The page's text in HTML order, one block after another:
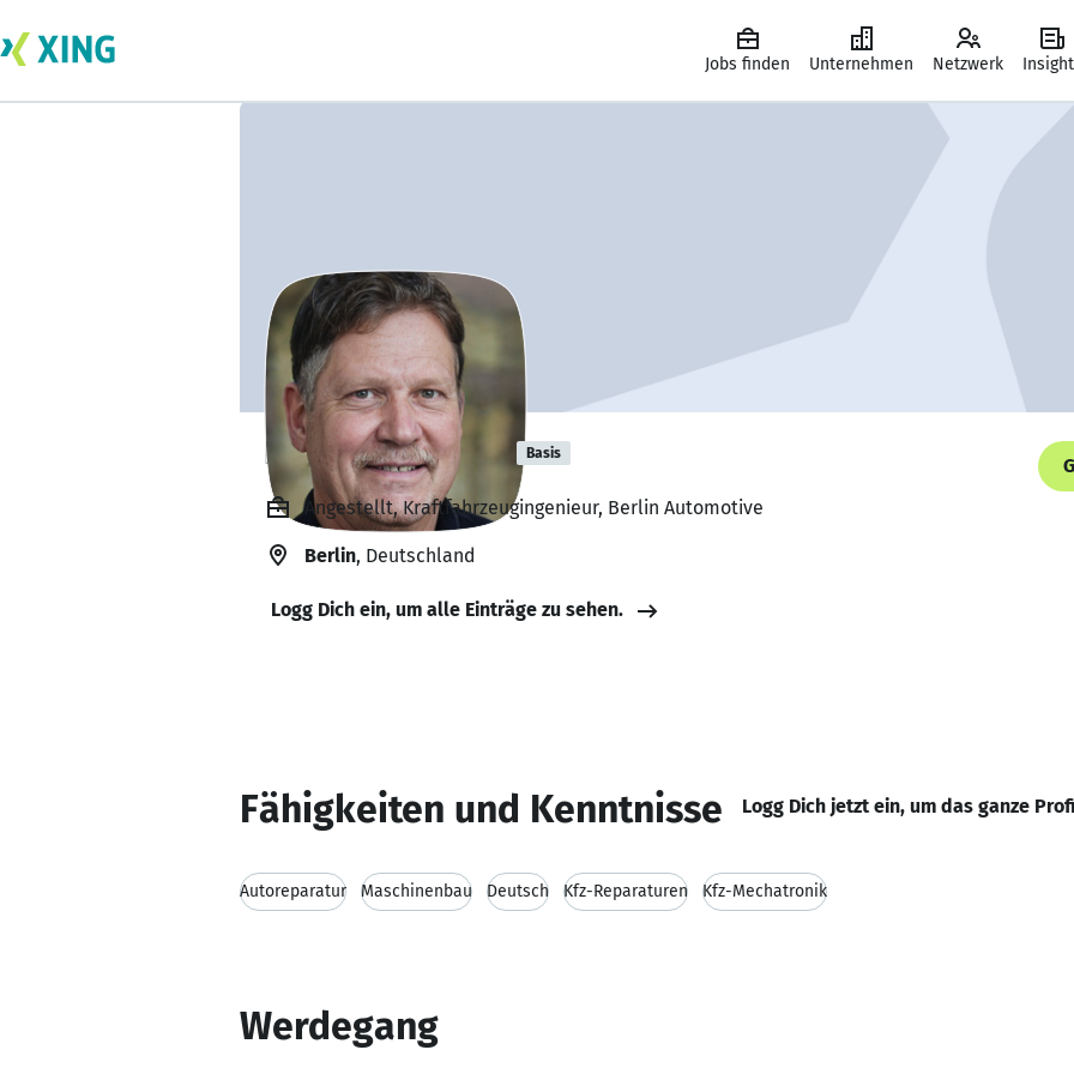
Jobs finden Unternehmen Netzwerk
Ralph Austerlitz Basis
Angestellt, Kraftfahrzeugingenieur, Berlin Automotive
Berlin, Deutschland
Logg Dich ein, um alle Einträge zu sehen.
Fähigkeiten und Kenntnisse Logg Dich jetzt ein, um das ganze
Autoreparatur Maschinenbau Deutsch Kfz-Reparaturen Kfz-Mechatronik
Werdegang